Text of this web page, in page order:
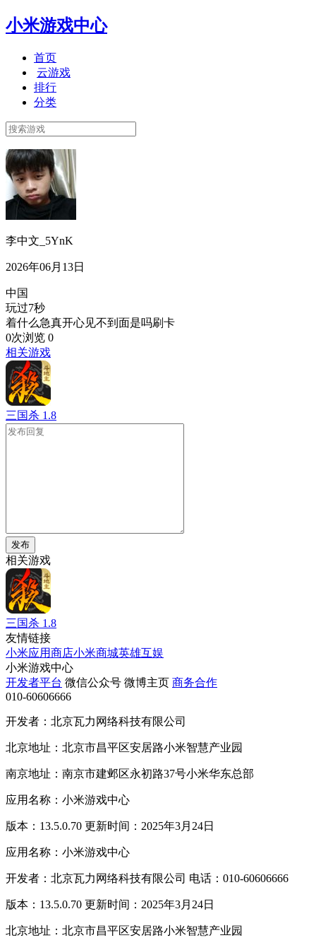
小米游戏中心
首页
云游戏
排行
分类
李中文_5YnK
2026年06月13日
中国
玩过7秒
着什么急真开心见不到面是吗刷卡
0次浏览 0
相关游戏
三国杀 1.8
发布
相关游戏
三国杀 1.8
友情链接
小米应用商店小米商城英雄互娱
小米游戏中心
开发者平台 微信公众号 微博主页 商务合作
010-60606666
开发者：北京瓦力网络科技有限公司
北京地址：北京市昌平区安居路小米智慧产业园
南京地址：南京市建邺区永初路37号小米华东总部
应用名称：小米游戏中心
版本：13.5.0.70 更新时间：2025年3月24日
应用名称：小米游戏中心
开发者：北京瓦力网络科技有限公司 电话：010-60606666
版本：13.5.0.70 更新时间：2025年3月24日
北京地址：北京市昌平区安居路小米智慧产业园